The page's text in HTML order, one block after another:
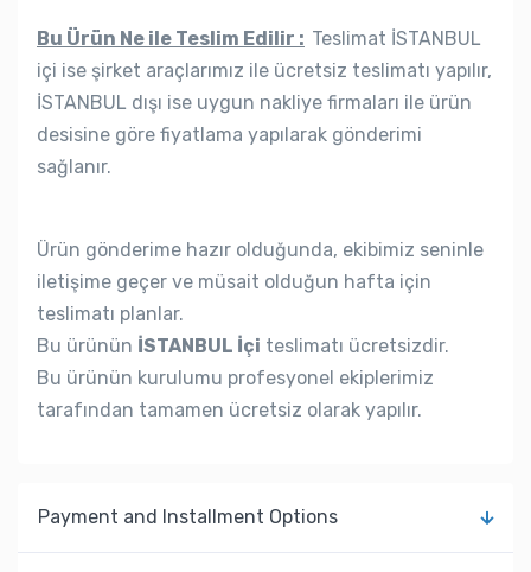
Bu Ürün Ne ile Teslim Edilir : Teslimat İSTANBUL
içi ise şirket araçlarımız ile ücretsiz teslimatı yapılır,
İSTANBUL dışı ise uygun nakliye firmaları ile ürün
desisine göre fiyatlama yapılarak gönderimi
sağlanır.
Ürün gönderime hazır olduğunda, ekibimiz seninle
iletişime geçer ve müsait olduğun hafta için
teslimatı planlar.
Bu ürünün İSTANBUL İçi teslimatı ücretsizdir.
Bu ürünün kurulumu profesyonel ekiplerimiz
tarafından tamamen ücretsiz olarak yapılır.
Payment and Installment Options